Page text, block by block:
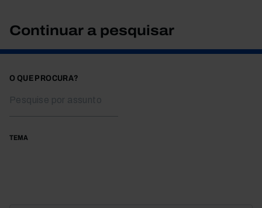
Continuar a pesquisar
O QUE PROCURA?
TEMA